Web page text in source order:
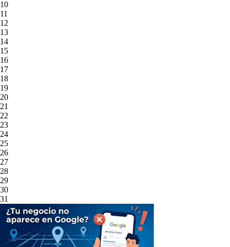
10
11
12
13
14
15
16
17
18
19
20
21
22
23
24
25
26
27
28
29
30
31